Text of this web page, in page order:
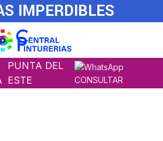
IMPERDIBLES
PUNTA DEL
ESTE
CONSULTAR